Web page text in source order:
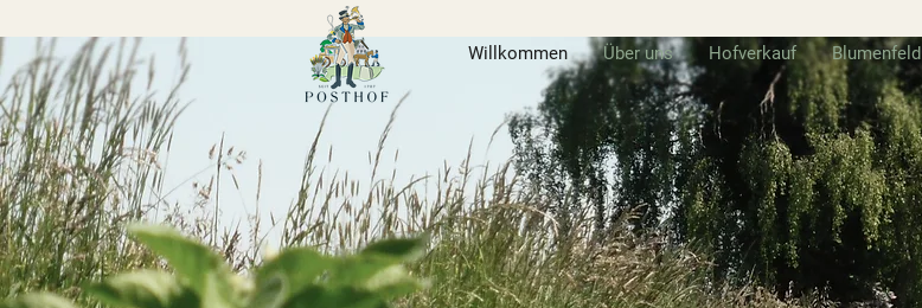
Willkommen Über uns Hofverkauf Blumenfeld